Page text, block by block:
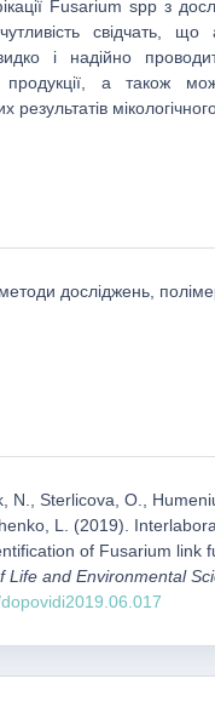
Fusarium spp з
свідчать,
і надійно
а також
результатів
досліджень,
N., Sterlicova, O.,
L. (2019).
of Fusarium link
Life and Environmental